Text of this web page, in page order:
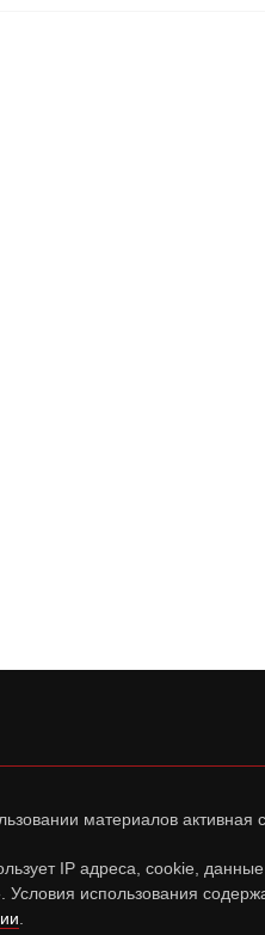
материалов активная
IP адреса, cookie,
Условия использования